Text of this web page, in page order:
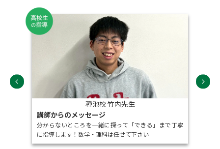
種池校 竹内先生
講師からのメッセージ
分からないところを一緒に探って「できる」まで丁寧
に指導します！数学・理科は任せて下さい